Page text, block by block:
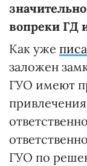
вопреки ГД
Как уже
заложен
ГУО имеют
ГУО по